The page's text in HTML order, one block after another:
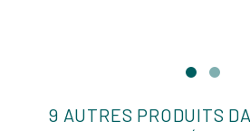
9 AUTRES PRODUITS